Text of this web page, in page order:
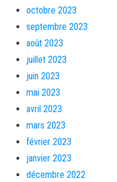
octobre 2023
septembre 2023
août 2023
juillet 2023
juin 2023
mai 2023
avril 2023
mars 2023
février 2023
janvier 2023
décembre 2022